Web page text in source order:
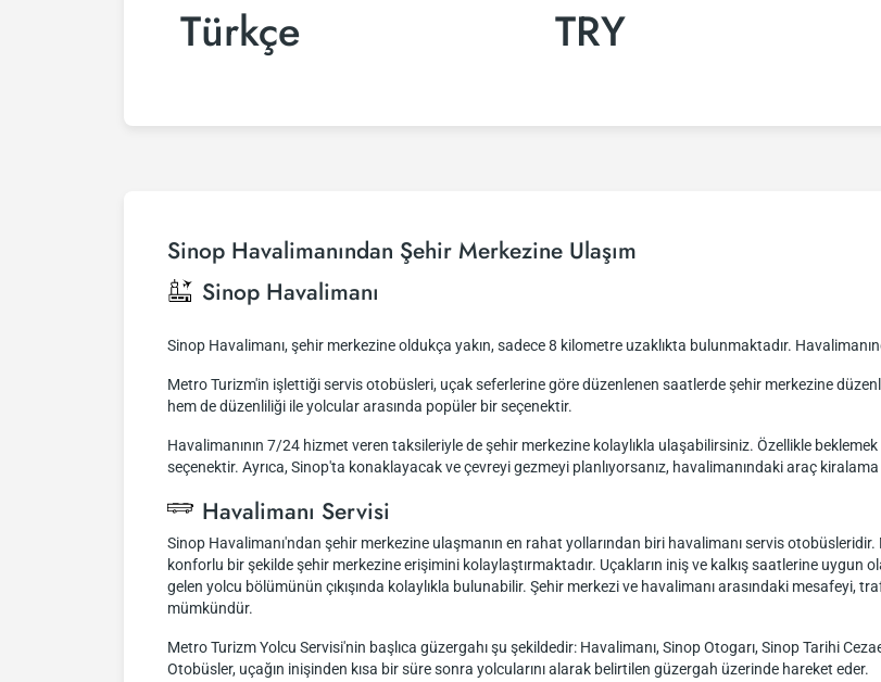
Türkçe TRY
Sinop Havalimanından Şehir Merkezine Ulaşım
Sinop Havalimanı
Sinop Havalimanı, şehir merkezine oldukça yakın, sadece 8 kilometre uzaklıkta bulunmaktadır.
Metro Turizm'in işlettiği servis otobüsleri, uçak seferlerine göre düzenlenen saatlerde şehir merkezine
hem de düzenliliği ile yolcular arasında popüler bir seçenektir.
Havalimanının 7/24 hizmet veren taksileriyle de şehir merkezine kolaylıkla ulaşabilirsiniz. Özellikle
seçenektir. Ayrıca, Sinop'ta konaklayacak ve çevreyi gezmeyi planlıyorsanız, havalimanındaki araç
Havalimanı Servisi
Sinop Havalimanı'ndan şehir merkezine ulaşmanın en rahat yollarından biri havalimanı servis
konforlu bir şekilde şehir merkezine erişimini kolaylaştırmaktadır. Uçakların iniş ve kalkış saatlerine uygun
gelen yolcu bölümünün çıkışında kolaylıkla bulunabilir. Şehir merkezi ve havalimanı arasındaki mesafeyi,
mümkündür.
Metro Turizm Yolcu Servisi'nin başlıca güzergahı şu şekildedir: Havalimanı, Sinop Otogarı, Sinop Tarihi
Otobüsler, uçağın inişinden kısa bir süre sonra yolcularını alarak belirtilen güzergah üzerinde hareket eder.